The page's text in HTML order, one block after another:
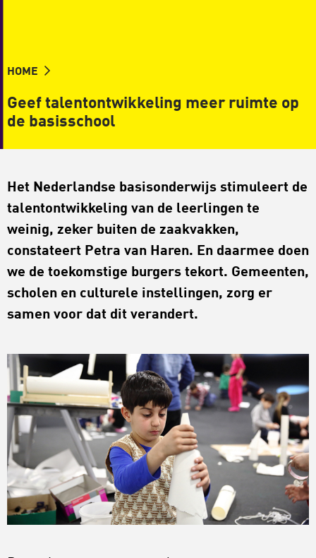
HOME
Geef talentontwikkeling meer ruimte op
de basisschool
Het Nederlandse basisonderwijs stimuleert de
talentontwikkeling van de leerlingen te
weinig, zeker buiten de zaakvakken,
constateert Petra van Haren. En daarmee doen
we de toekomstige burgers tekort. Gemeenten,
scholen en culturele instellingen, zorg er
samen voor dat dit verandert.